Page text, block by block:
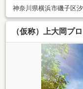
神奈川県横浜市磯子区汐
（仮称）上大岡プ